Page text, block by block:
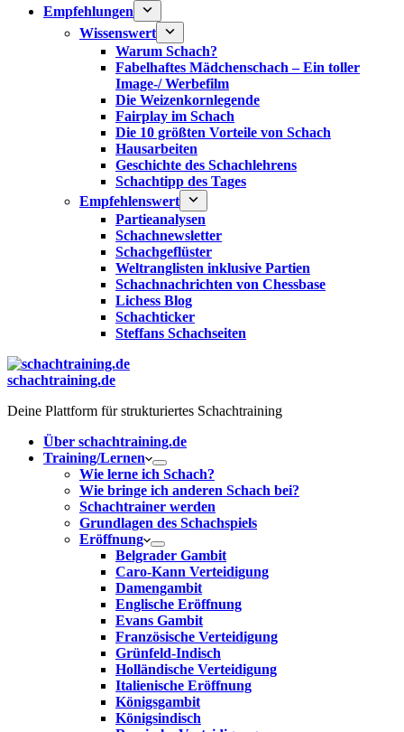
Empfehlungen
Wissenswert
Warum Schach?
Fabelhaftes Mädchenschach – Ein toller
Image-/ Werbefilm
Die Weizenkornlegende
Fairplay im Schach
Die 10 größten Vorteile von Schach‎
Hausarbeiten
Geschichte des Schachlehrens
Schachtipp des Tages
Empfehlenswert
Partieanalysen
Schachnewsletter
Schachgeflüster
Weltranglisten inklusive Partien
Schachnachrichten von Chessbase
Lichess Blog
Schachticker
Steffans Schachseiten
schachtraining.de
Deine Plattform für strukturiertes Schachtraining
Über schachtraining.de
Training/Lernen
Wie lerne ich Schach?
Wie bringe ich anderen Schach bei?
Schachtrainer werden
Grundlagen des Schachspiels
Eröffnung
Belgrader Gambit
Caro-Kann Verteidigung
Damengambit
Englische Eröffnung
Evans Gambit
Französische Verteidigung
Grünfeld-Indisch
Holländische Verteidigung
Italienische Eröffnung
Königsgambit
Königsindisch